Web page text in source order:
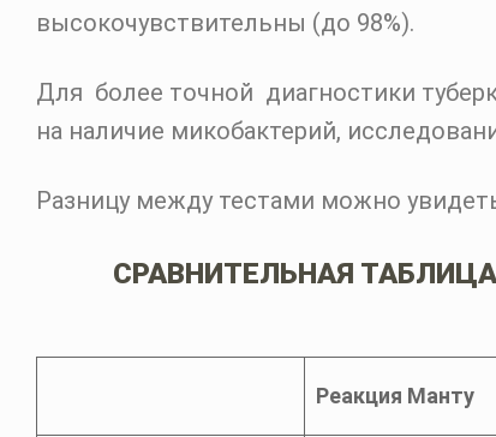
высокочувствительны (до 98%).
Для более точной диагностики
на наличие микобактерий,
Разницу между тестами можно
СРАВНИТЕЛЬНАЯ
Реакция Манту